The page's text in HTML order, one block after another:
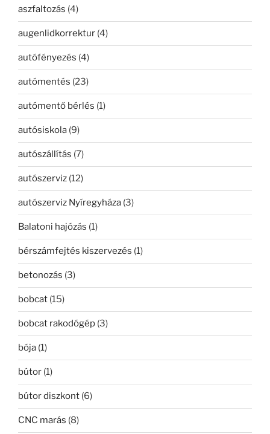
aszfaltozás (4)
augenlidkorrektur (4)
autófényezés (4)
autómentés (23)
autómentő bérlés (1)
autósiskola (9)
autószállítás (7)
autószerviz (12)
autószerviz Nyíregyháza (3)
Balatoni hajózás (1)
bérszámfejtés kiszervezés (1)
betonozás (3)
bobcat (15)
bobcat rakodógép (3)
bója (1)
bútor (1)
bútor diszkont (6)
CNC marás (8)